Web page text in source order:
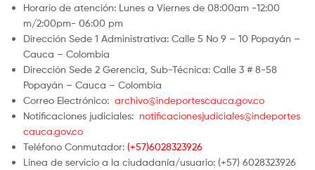
Horario de atención: Lunes a Viernes de 08:00am -12:00
m/2:00pm- 06:00 pm
Dirección Sede 1 Administrativa: Calle 5 No 9 – 10 Popayán –
Cauca – Colombia
Dirección Sede 2 Gerencia, Sub-Técnica: Calle 3 # 8-58
Popayán – Cauca – Colombia
Correo Electrónico: archivo@indeportescauca.gov.co
Notificaciones judiciales: notificacionesjudiciales@indeportes
cauca.gov.co
Teléfono Conmutador: (+57)6028323926
Línea de servicio a la ciudadanía/usuario: (+57) 6028323926